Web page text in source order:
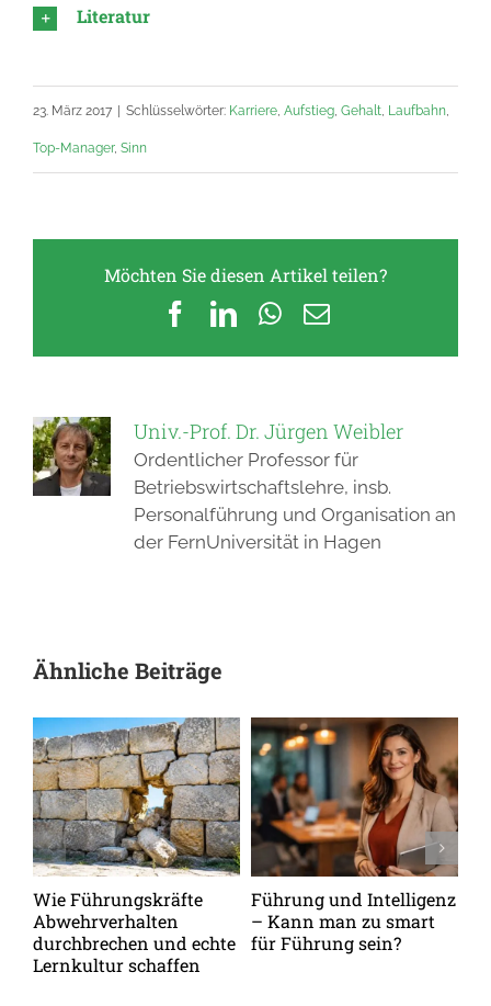
Literatur
23. März 2017 Schlüsselwörter: Karriere, Aufstieg, Gehalt, Laufbahn,
Top-Manager, Sinn
Möchten Sie diesen Artikel teilen?
Facebook
LinkedIn
WhatsApp
E-
Univ.-Prof. Dr. Jürgen Weibler
Ordentlicher Professor für
Betriebswirtschaftslehre, insb.
Personalführung und Organisation an
der FernUniversität in Hagen
Ähnliche Beiträge
Wie Führungskräfte
Abwehrverhalten
durchbrechen und echte
Lernkultur schaffen
Führung und Intelligenz
– Kann man zu smart
für Führung sein?